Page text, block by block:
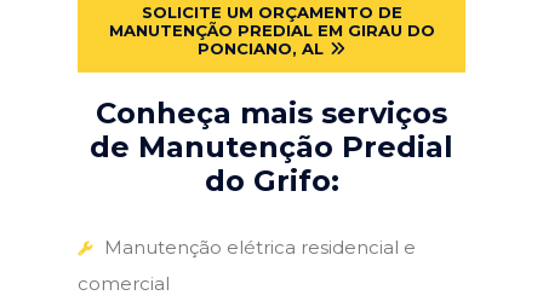
SOLICITE UM ORÇAMENTO DE
MANUTENÇÃO PREDIAL EM GIRAU DO
PONCIANO, AL
Conheça mais serviços
de Manutenção Predial
do Grifo:
Manutenção elétrica residencial e
comercial